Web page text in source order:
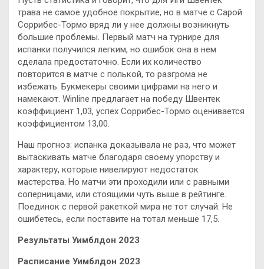
трава не самое удобное покрытие, но в матче с Сарой
Соррибес-Тормо вряд ли у нее должны возникнуть
большие проблемы. Первый матч на турнире для
испанки получился легким, но ошибок она в нем
сделала предостаточно. Если их количество
повторится в матче с полькой, то разгрома не
избежать. Букмекеры своими цифрами на него и
намекают. Winline предлагает на победу Швентек
коэффициент 1,03, успех Соррибес-Тормо оценивается
коэффициентом 13,00.
Наш прогноз: испанка доказывала не раз, что может
вытаскивать матче благодаря своему упорству и
характеру, которые нивелируют недостаток
мастерства. Но матчи эти проходили или с равными
соперницами, или стоящими чуть выше в рейтинге.
Поединок с первой ракеткой мира не тот случай. Не
ошибетесь, если поставите на тотал меньше 17,5.
Результаты Уимблдон 2023
Расписание Уимблдон 2023